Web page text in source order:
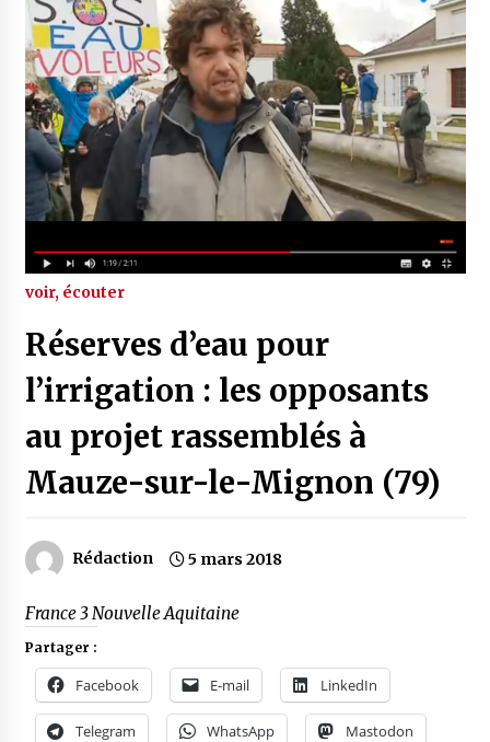
voir, écouter
Réserves d’eau pour
l’irrigation : les opposants
au projet rassemblés à
Mauze-sur-le-Mignon (79)
Rédaction 5 mars 2018
France 3 Nouvelle Aquitaine
Partager :
Facebook E-mail LinkedIn
Telegram WhatsApp Mastodon